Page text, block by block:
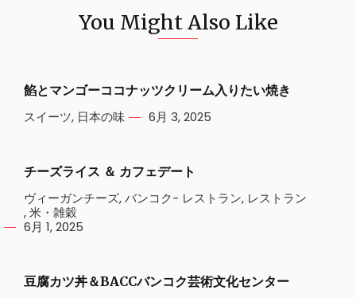
You Might Also Like
餡とマンゴーココナッツクリーム入りたい焼き
スイーツ, 日本の味 6月 3, 2025
チーズライス ＆ カフェデート
ヴィーガンチーズ,バンコク- レストラン, レストラン
,米・雑穀
6月 1, 2025
豆腐カツ丼＆BACCバンコク芸術文化センター